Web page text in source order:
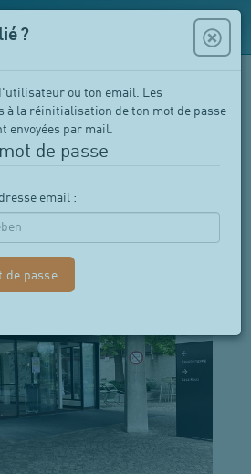
?
ou ton email. Les
à la réinitialisation de ton mot de passe
envoyées par mail.
de passe
email :
Baselland,